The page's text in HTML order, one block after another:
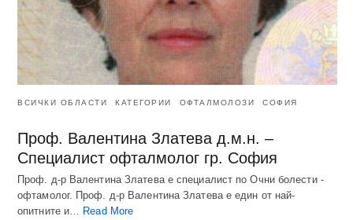
ВСИЧКИ ОБЛАСТИ КАТЕГОРИИ ОФТАЛМОЛОЗИ СОФИЯ
Проф. Валентина Златева д.м.н. –
Специалист офталмолог гр. София
Проф. д-р Валентина Златева е специалист по Очни болести -
офтамолог. Проф. д-р Валентина Златева е един от най-
опитните и… Read More